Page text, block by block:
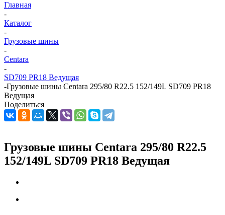
Главная
-
Каталог
-
Грузовые шины
-
Centara
-
SD709 PR18 Ведущая
-Грузовые шины Centara 295/80 R22.5 152/149L SD709 PR18
Ведущая
Поделиться
Грузовые шины Centara 295/80 R22.5
152/149L SD709 PR18 Ведущая